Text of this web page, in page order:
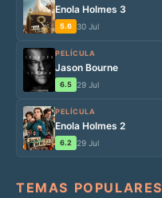
Enola Holmes 3
5.6 30 Jul
PELÍCULA
Jason Bourne
6.5 29 Jul
PELÍCULA
Enola Holmes 2
6.2 29 Jul
TEMAS POPULARES